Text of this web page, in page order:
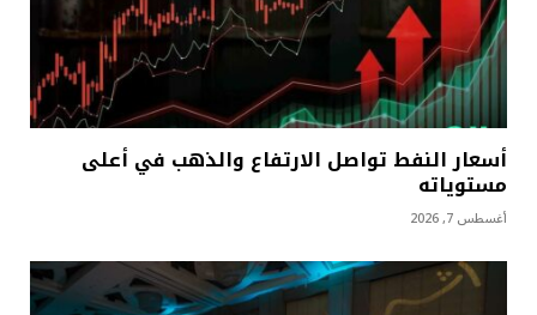
أسعار النفط تواصل الارتفاع والذهب في أعلى
مستوياته
أغسطس 7, 2026